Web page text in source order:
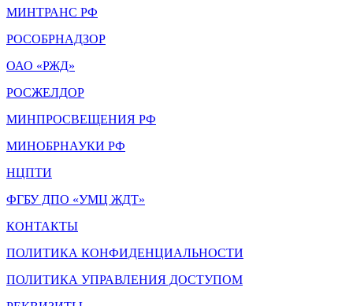
МИНТРАНС РФ
РОСОБРНАДЗОР
ОАО «РЖД»
РОСЖЕЛДОР
МИНПРОСВЕЩЕНИЯ РФ
МИНОБРНАУКИ РФ
НЦПТИ
ФГБУ ДПО «УМЦ ЖДТ»
КОНТАКТЫ
ПОЛИТИКА КОНФИДЕНЦИАЛЬНОСТИ
ПОЛИТИКА УПРАВЛЕНИЯ ДОСТУПОМ